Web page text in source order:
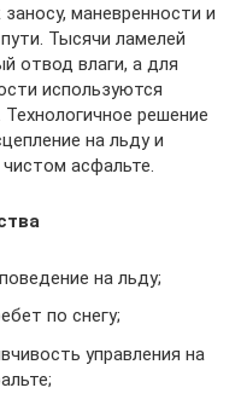
маневренности и
Тысячи ламелей
отвод влаги, а для
используются
решение
на льду и
асфальте.
на льду;
по снегу;
управления на